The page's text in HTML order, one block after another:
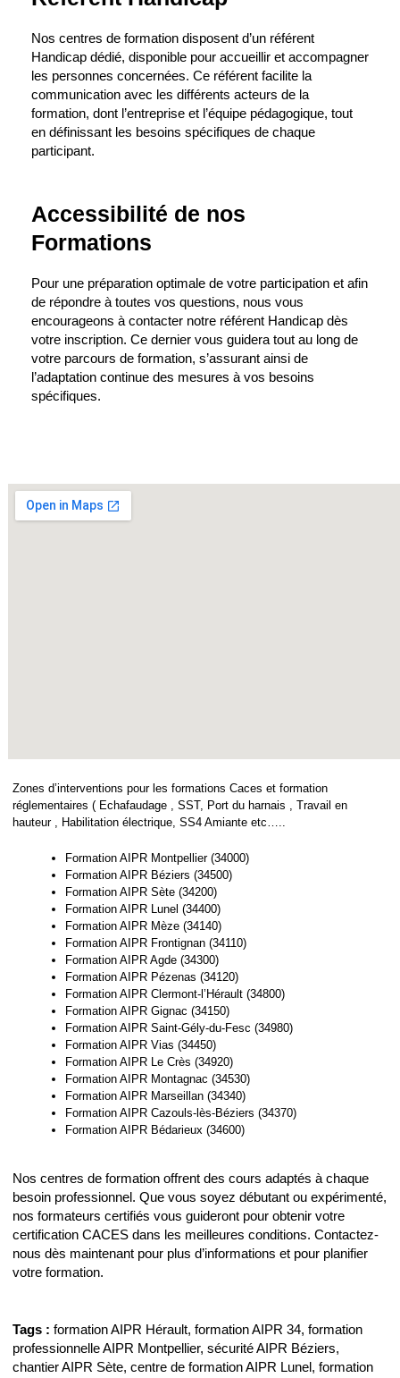
Nos centres de formation disposent d’un référent
Handicap dédié, disponible pour accueillir et accompagner
les personnes concernées. Ce référent facilite la
communication avec les différents acteurs de la
formation, dont l’entreprise et l’équipe pédagogique, tout
en définissant les besoins spécifiques de chaque
participant.
Accessibilité de nos
Formations
Pour une préparation optimale de votre participation et afin
de répondre à toutes vos questions, nous vous
encourageons à contacter notre référent Handicap dès
votre inscription. Ce dernier vous guidera tout au long de
votre parcours de formation, s’assurant ainsi de
l’adaptation continue des mesures à vos besoins
spécifiques.
Zones d’interventions pour les formations Caces et formation
réglementaires ( Echafaudage , SST, Port du harnais , Travail en
hauteur , Habilitation électrique, SS4 Amiante etc…..
Formation AIPR Montpellier (34000)
Formation AIPR Béziers (34500)
Formation AIPR Sète (34200)
Formation AIPR Lunel (34400)
Formation AIPR Mèze (34140)
Formation AIPR Frontignan (34110)
Formation AIPR Agde (34300)
Formation AIPR Pézenas (34120)
Formation AIPR Clermont-l’Hérault (34800)
Formation AIPR Gignac (34150)
Formation AIPR Saint-Gély-du-Fesc (34980)
Formation AIPR Vias (34450)
Formation AIPR Le Crès (34920)
Formation AIPR Montagnac (34530)
Formation AIPR Marseillan (34340)
Formation AIPR Cazouls-lès-Béziers (34370)
Formation AIPR Bédarieux (34600)
Nos centres de formation offrent des cours adaptés à chaque
besoin professionnel. Que vous soyez débutant ou expérimenté,
nos formateurs certifiés vous guideront pour obtenir votre
certification CACES dans les meilleures conditions. Contactez-
nous dès maintenant pour plus d’informations et pour planifier
votre formation.
Tags : formation AIPR Hérault, formation AIPR 34, formation
professionnelle AIPR Montpellier, sécurité AIPR Béziers,
chantier AIPR Sète, centre de formation AIPR Lunel, formation